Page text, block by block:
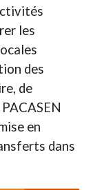
les
des
de
en
dans